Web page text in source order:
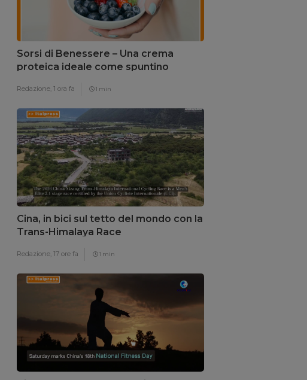
Sorsi di Benessere – Una crema
proteica ideale come spuntino
Redazione, 1 ora fa 1 min
Cina, in bici sul tetto del mondo con la
Trans-Himalaya Race
Redazione, 17 ore fa 1 min